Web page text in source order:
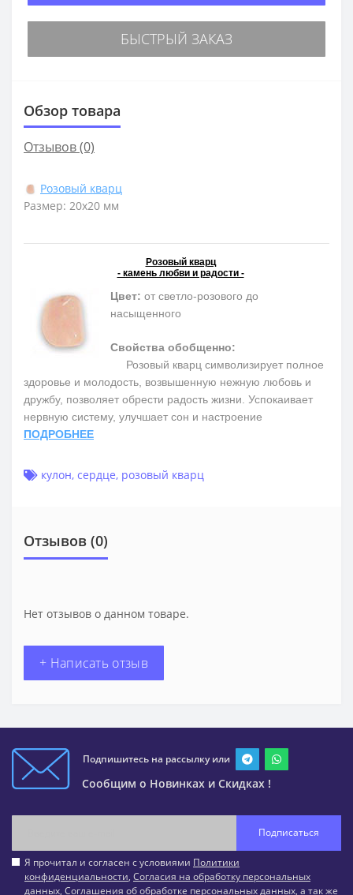
БЫСТРЫЙ ЗАКАЗ
Обзор товара
Отзывов (0)
Розовый кварц
Размер: 20х20 мм
Розовый кварц
- камень любви и радости -
Цвет: от светло-розового до
насыщенного
Свойства обобщенно:
Розовый кварц символизирует полное
здоровье и молодость, возвышенную нежную любовь и
дружбу, позволяет обрести радость жизни. Успокаивает
нервную систему, улучшает сон и настроение
ПОДРОБНЕЕ
кулон, сердце, розовый кварц
Отзывов (0)
Нет отзывов о данном товаре.
+ Написать отзыв
Подпишитесь на рассылку или
Сообщим о Новинках и Скидках !
Подписаться
Я прочитал и согласен с условиями Политики
конфиденциальности, Согласия на обработку персональных
данных, Соглашения об обработке персональных данных, а так же